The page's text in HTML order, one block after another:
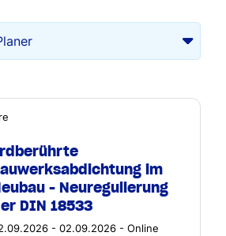
im
- Neuregulierung
DIN 18533
- 02.09.2026 - Online